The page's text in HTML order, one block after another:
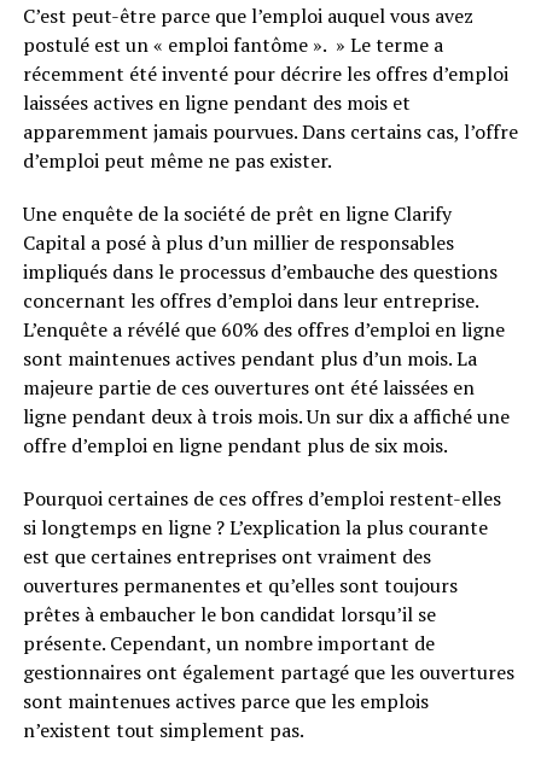
C’est peut-être parce que l’emploi auquel vous avez
postulé est un « emploi fantôme ». » Le terme a
récemment été inventé pour décrire les offres d’emploi
laissées actives en ligne pendant des mois et
apparemment jamais pourvues. Dans certains cas, l’offre
d’emploi peut même ne pas exister.
Une enquête de la société de prêt en ligne Clarify
Capital a posé à plus d’un millier de responsables
impliqués dans le processus d’embauche des questions
concernant les offres d’emploi dans leur entreprise.
L’enquête a révélé que 60% des offres d’emploi en ligne
sont maintenues actives pendant plus d’un mois. La
majeure partie de ces ouvertures ont été laissées en
ligne pendant deux à trois mois. Un sur dix a affiché une
offre d’emploi en ligne pendant plus de six mois.
Pourquoi certaines de ces offres d’emploi restent-elles
si longtemps en ligne ? L’explication la plus courante
est que certaines entreprises ont vraiment des
ouvertures permanentes et qu’elles sont toujours
prêtes à embaucher le bon candidat lorsqu’il se
présente. Cependant, un nombre important de
gestionnaires ont également partagé que les ouvertures
sont maintenues actives parce que les emplois
n’existent tout simplement pas.